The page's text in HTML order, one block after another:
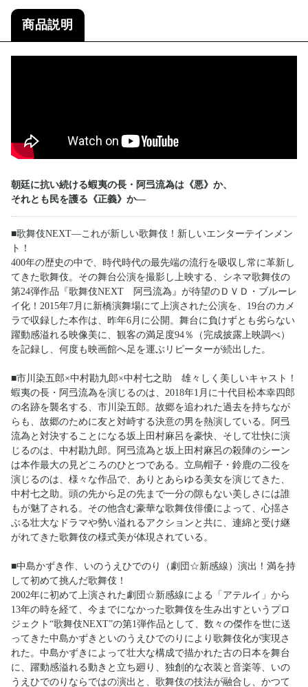
商品説明
朝廷に抗い続ける蝦夷の長・阿弖流為は《悪》か、
それとも民を護る《正義》か―
■歌舞伎NEXT―これが新しい歌舞伎！新しいエンターテインメン
ト！
400年の歴史の中で、時代時代の最先端の流行を吸収し常に革新し
てきた歌舞伎。その舞台公演を撮影し上映する、シネマ歌舞伎の
第24弾作品『歌舞伎NEXT 阿弖流為』が待望のＤＶＤ・ブルーレ
イ化！2015年7月に新橋演舞場にて上演された公演を、19台のカメ
ラで収録した本作は、昨年6月に公開。舞台に負けずとも劣らない
躍動感溢れる映像美に、観客の満足度94％（完成披露上映調べ）
を記録し、何度も映画館へ足を運ぶリピーターが続出した。
■市川染五郎×中村勘九郎×中村七之助 雄々しく美しいキャスト！
蝦夷の長・阿弖流為を演じるのは、2018年1月に十代目松本幸四郎
の名跡を襲名する、市川染五郎。故郷を追われた過去を持ちなが
らも、故郷のために友と対峙する決意の男を熱演している。阿弖
流為と対決することになる坂上田村麻呂を豪快、そして壮快に演
じるのは、中村勘九郎。阿弖流為と坂上田村麻呂の殺陣のシーン
は本作最大の見どころのひとつである。立烏帽子・鈴鹿の二役を
演じるのは、様々な作品で、ありとあらゆる美女を演じてきた、
中村七之助。頭の先から足の先まで一分の隙もない美しさには誰
もが魅了される。その他含む豪華な歌舞伎俳優によって、心揺さ
ぶる壮大なドラマや勢い溢れるアクションと共に、連綿と受け継
がれてきた歌舞伎の様式美が体現されている。
■中島かずき作、いのうえひでのり（劇団☆新感線）演出！満を持
して初めて挑んだ歌舞伎！
2002年に初めて上演された劇団☆新感線による「アテルイ」から
13年の時を経て、今までになかった歌舞伎を生み出すというプロ
ジェクト“歌舞伎NEXT”の第1弾作品として、数々の傑作を世に送
ってきた中島かずきといのうえひでのりにより歌舞伎化が実現さ
れた。中島かずきによって壮大な構成で描かれた古の日本を舞台
に、躍動感溢れる動きと立ち廻り、独創的な衣装と音楽等、いの
うえひでのりならではの演出と、歌舞伎の技法が融合し、かつて